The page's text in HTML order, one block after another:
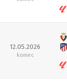
12.05.2026
koniec